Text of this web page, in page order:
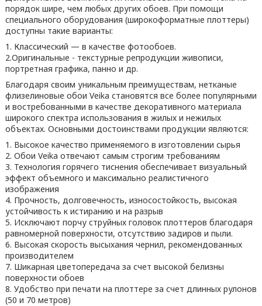
порядок шире, чем любых других обоев. При помощи
специального оборудования (широкоформатные плоттеры)
доступны такие варианты:
1. Классический — в качестве фотообоев.
2.Оригинальные - текстурные репродукции живописи,
портретная графика, панно и др.
Благодаря своим уникальным преимуществам, нетканые
флизелиновые обои Veika становятся все более популярными
и востребованными в качестве декоративного материала
широкого спектра использования в жилых и нежилых
объектах. Основными достоинствами продукции являются:
1. Высокое качество применяемого в изготовлении сырья
2. Обои Veika отвечают самым строгим требованиям
3. Технология горячего тиснения обеспечивает визуальный
эффект объемного и максимально реалистичного
изображения
4. Прочность, долговечность, износостойкость, высокая
устойчивость к истиранию и на разрыв
5. Исключают порчу струйных головок плоттеров благодаря
равномерной поверхности, отсутствию задиров и пыли.
6. Высокая скорость высыхания чернил, рекомендованных
производителем
7. Шикарная цветопередача за счет высокой белизны
поверхности обоев
8. Удобство при печати на плоттере за счет длинных рулонов
(50 и 70 метров)